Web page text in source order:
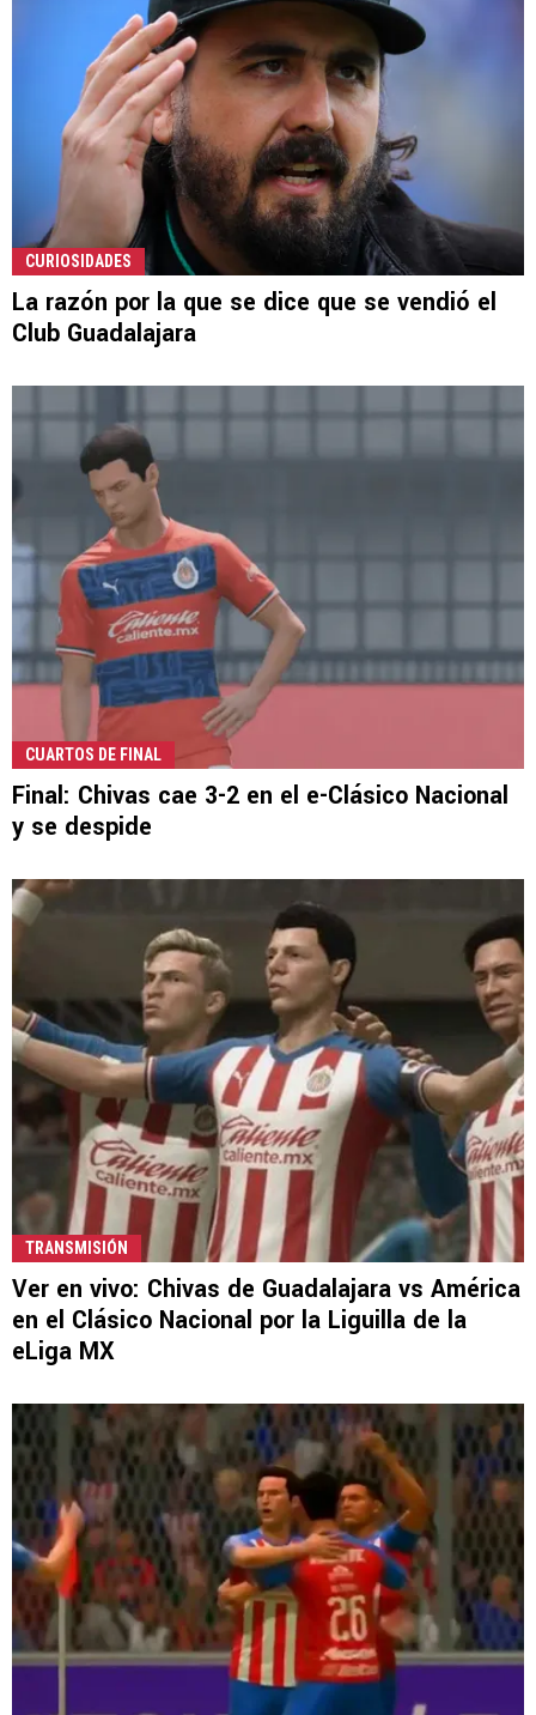
CURIOSIDADES
La razón por la que se dice que se vendió el
Club Guadalajara
CUARTOS DE FINAL
Final: Chivas cae 3-2 en el e-Clásico Nacional
y se despide
TRANSMISIÓN
Ver en vivo: Chivas de Guadalajara vs América
en el Clásico Nacional por la Liguilla de la
eLiga MX